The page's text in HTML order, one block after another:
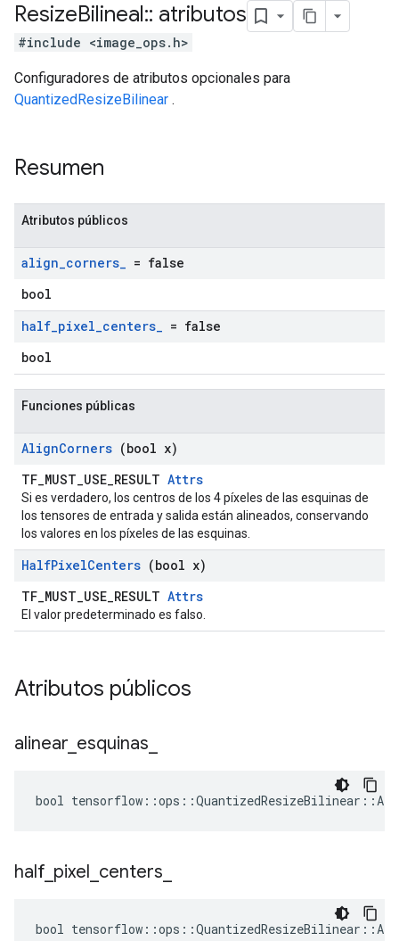
ResizeBilineal:: atributos
#include <image_ops.h>
Configuradores de atributos opcionales para
QuantizedResizeBilinear .
Resumen
Atributos públicos
align_corners_ = false
bool
half_pixel_centers_ = false
bool
Funciones públicas
AlignCorners (bool x)
TF_MUST_USE_RESULT Attrs
Si es verdadero, los centros de los 4 píxeles de las esquinas de
los tensores de entrada y salida están alineados, conservando
los valores en los píxeles de las esquinas.
HalfPixelCenters (bool x)
TF_MUST_USE_RESULT Attrs
El valor predeterminado es falso.
Atributos públicos
alinear esquinas
bool
half pixel centers
bool